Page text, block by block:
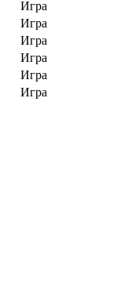
Игра
Игра
Игра
Игра
Игра
Игра